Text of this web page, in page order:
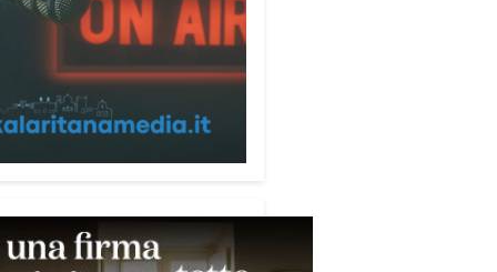
pubblicazione di servizio
alla prevenzione delle
ai danni degli anziani e delle
più fragili. Si tratta del
contro le truffe,
più vulnerabili. «L’idea di
il Vademecum – ha detto